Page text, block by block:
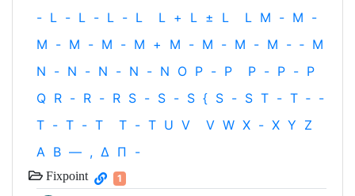
- L - L - L - L L + L ± L L M - M -
M - M - M - M + M - M - M - M - ‐ M
N - N - N - N - N O P - P P - P - P
Q R - R - R S - S - S { S - S T - T ‐ -
T - T - T T - T U V V W X - X Y Z
Α Β — , Δ Π -
Fixpoint 1